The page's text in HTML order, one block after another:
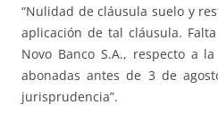
“Nulidad de cláusula suelo y
aplicación de tal cláusula.
Novo Banco S.A., respecto a
abonadas antes de 3 de
jurisprudencia”.